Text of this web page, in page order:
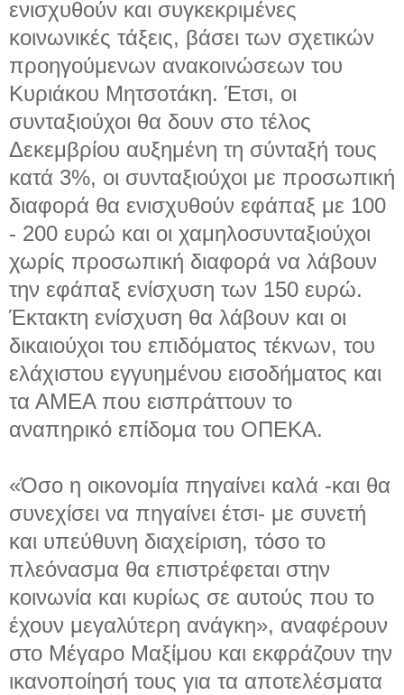
ενισχυθούν και συγκεκριμένες
κοινωνικές τάξεις, βάσει των σχετικών
προηγούμενων ανακοινώσεων του
Κυριάκου Μητσοτάκη. Έτσι, οι
συνταξιούχοι θα δουν στο τέλος
Δεκεμβρίου αυξημένη τη σύνταξή τους
κατά 3%, οι συνταξιούχοι με προσωπική
διαφορά θα ενισχυθούν εφάπαξ με 100
- 200 ευρώ και οι χαμηλοσυνταξιούχοι
χωρίς προσωπική διαφορά να λάβουν
την εφάπαξ ενίσχυση των 150 ευρώ.
Έκτακτη ενίσχυση θα λάβουν και οι
δικαιούχοι του επιδόματος τέκνων, του
ελάχιστου εγγυημένου εισοδήματος και
τα ΑΜΕΑ που εισπράττουν το
αναπηρικό επίδομα του ΟΠΕΚΑ.
«Όσο η οικονομία πηγαίνει καλά -και θα
συνεχίσει να πηγαίνει έτσι- με συνετή
και υπεύθυνη διαχείριση, τόσο το
πλεόνασμα θα επιστρέφεται στην
κοινωνία και κυρίως σε αυτούς που το
έχουν μεγαλύτερη ανάγκη», αναφέρουν
στο Μέγαρο Μαξίμου και εκφράζουν την
ικανοποίησή τους για τα αποτελέσματα